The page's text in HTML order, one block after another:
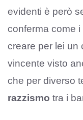
evidenti è però
conferma come
creare per lei un
vincente visto
che per diverso
razzismo tra i